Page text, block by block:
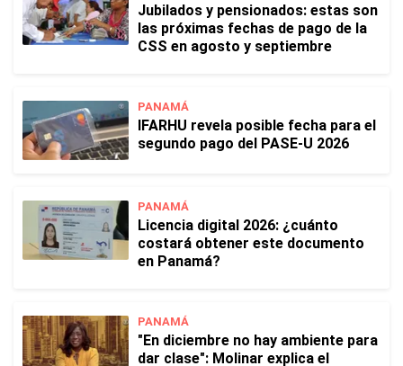
Jubilados y pensionados: estas son
las próximas fechas de pago de la
CSS en agosto y septiembre
PANAMÁ
IFARHU revela posible fecha para el
segundo pago del PASE-U 2026
PANAMÁ
Licencia digital 2026: ¿cuánto
costará obtener este documento
en Panamá?
PANAMÁ
"En diciembre no hay ambiente para
dar clase": Molinar explica el